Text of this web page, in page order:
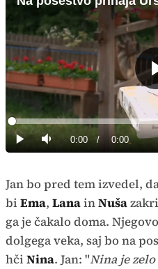
Predvajaj
Tiho Current
0:00 / Duration
0:00
Loaded:
0%
Jan bo pred tem izvedel,
bi Ema, LanainNuša
ga je čakalo doma.
dolgega veka, saj bo na
hči Nina. Jan: "Nina je